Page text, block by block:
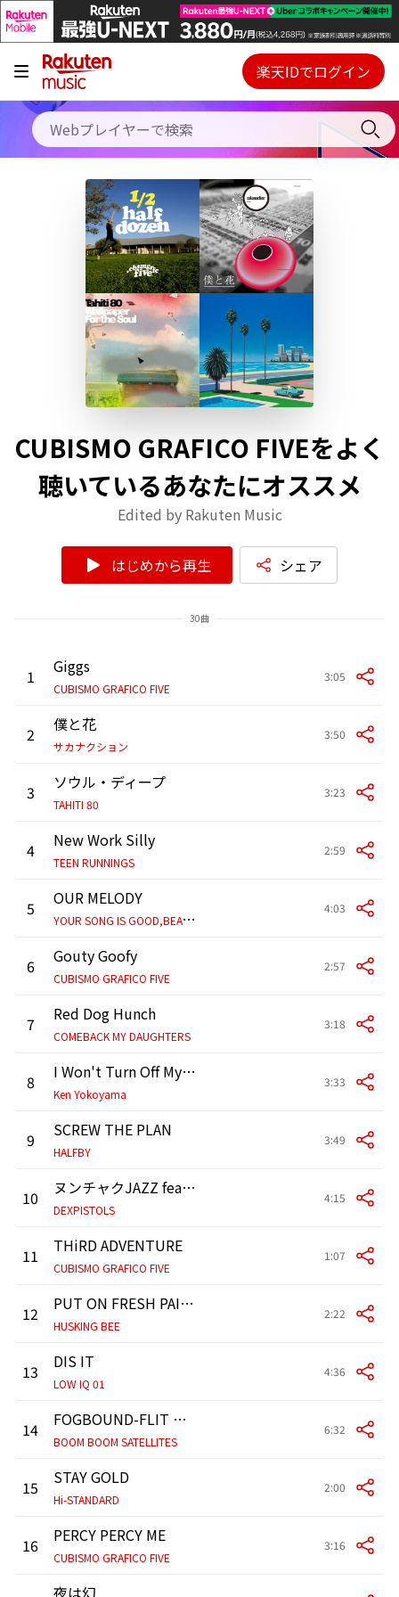
キャンペーン
料金プラン
使い方
初回30日間無料お試し
Webプレイヤー
ご契約内容の確認・変更
楽天IDでログイン
CUBISMO GRAFICO FIVEをよく
聴いているあなたにオススメ
Edited by Rakuten Music
はじめから再生 シェア
30曲
1 Giggs
CUBISMO GRAFICO FIVE
3:05
2 僕と花
サカナクション
3:50
3 ソウル・ディープ
TAHITI 80
3:23
4 New Work Silly
TEEN RUNNINGS
2:59
5
OUR MELODY
Y
OUR SONG IS GOOD,BEAT CRUSADERS
4:03
6 Gouty Goofy
CUBISMO GRAFICO FIVE
2:57
7 Red Dog Hunch
COMEBACK MY DAUGHTERS
3:18
8 I Won't Turn Off My Radio
Ken Yokoyama
3:33
9 SCREW THE PLAN
HALFBY
3:49
10 ヌンチャクJAZZ feat.JON-E & Campanella
DEXPISTOLS
4:15
11 THiRD ADVENTURE
CUBISMO GRAFICO FIVE
1:07
12 PUT ON FRESH PAINT
HUSKING BEE
2:22
13 DIS IT
LOW IQ 01
4:36
14 FOGBOUND-FLIT THROUGH-
BOOM BOOM SATELLITES
6:32
15 STAY GOLD
Hi-STANDARD
2:00
16 PERCY PERCY ME
CUBISMO GRAFICO FIVE
3:16
夜は幻